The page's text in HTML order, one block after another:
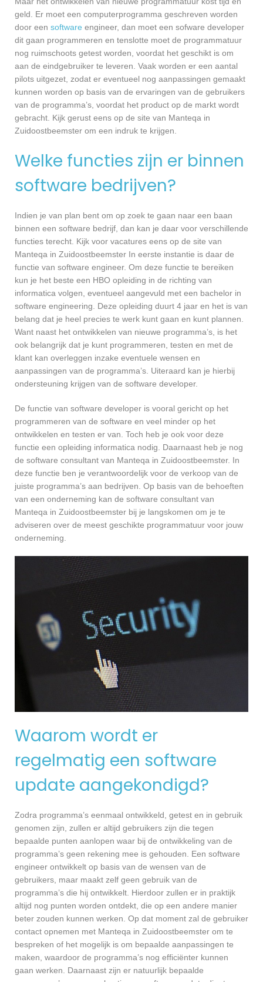
geld. Er moet een computerprogramma geschreven worden
door een software engineer, dan moet een sofware developer
dit gaan programmeren en tenslotte moet de programmatuur
nog ruimschoots getest worden, voordat het geschikt is om
aan de eindgebruiker te leveren. Vaak worden er een aantal
pilots uitgezet, zodat er eventueel nog aanpassingen gemaakt
kunnen worden op basis van de ervaringen van de gebruikers
van de programma’s, voordat het product op de markt wordt
gebracht. Kijk gerust eens op de site van Manteqa in
Zuidoostbeemster om een indruk te krijgen.
Welke functies zijn er binnen
software bedrijven?
Indien je van plan bent om op zoek te gaan naar een baan
binnen een software bedrijf, dan kan je daar voor verschillende
functies terecht. Kijk voor vacatures eens op de site van
Manteqa in Zuidoostbeemster In eerste instantie is daar de
functie van software engineer. Om deze functie te bereiken
kun je het beste een HBO opleiding in de richting van
informatica volgen, eventueel aangevuld met een bachelor in
software engineering. Deze opleiding duurt 4 jaar en het is van
belang dat je heel precies te werk kunt gaan en kunt plannen.
Want naast het ontwikkelen van nieuwe programma’s, is het
ook belangrijk dat je kunt programmeren, testen en met de
klant kan overleggen inzake eventuele wensen en
aanpassingen van de programma’s. Uiteraard kan je hierbij
ondersteuning krijgen van de software developer.
De functie van software developer is vooral gericht op het
programmeren van de software en veel minder op het
ontwikkelen en testen er van. Toch heb je ook voor deze
functie een opleiding informatica nodig. Daarnaast heb je nog
de software consultant van Manteqa in Zuidoostbeemster. In
deze functie ben je verantwoordelijk voor de verkoop van de
juiste programma’s aan bedrijven. Op basis van de behoeften
van een onderneming kan de software consultant van
Manteqa in Zuidoostbeemster bij je langskomen om je te
adviseren over de meest geschikte programmatuur voor jouw
onderneming.
Waarom wordt er
regelmatig een software
update aangekondigd?
Zodra programma’s eenmaal ontwikkeld, getest en in gebruik
genomen zijn, zullen er altijd gebruikers zijn die tegen
bepaalde punten aanlopen waar bij de ontwikkeling van de
programma’s geen rekening mee is gehouden. Een software
engineer ontwikkelt op basis van de wensen van de
gebruikers, maar maakt zelf geen gebruik van de
programma’s die hij ontwikkelt. Hierdoor zullen er in praktijk
altijd nog punten worden ontdekt, die op een andere manier
beter zouden kunnen werken. Op dat moment zal de gebruiker
contact opnemen met Manteqa in Zuidoostbeemster om te
bespreken of het mogelijk is om bepaalde aanpassingen te
maken, waardoor de programma’s nog efficiënter kunnen
gaan werken. Daarnaast zijn er natuurlijk bepaalde